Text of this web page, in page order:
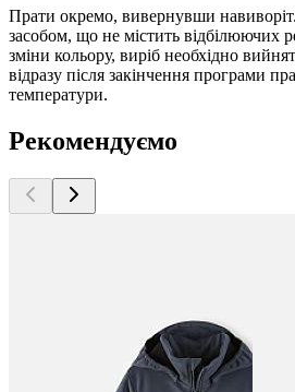
Прати окремо, вивернувши
засобом, що не містить
зміни кольору, виріб необхідно
відразу після закінчення програми
температури.
Рекомендуємо